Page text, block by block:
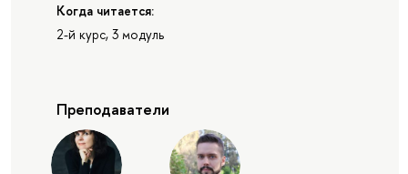
Когда читается:
2-й курс, 3 модуль
Преподаватели